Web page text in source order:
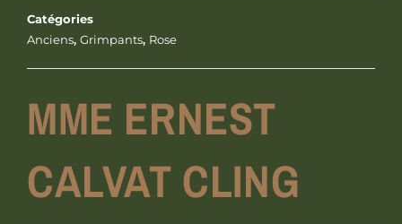
Catégories
Anciens, Grimpants, Rose
MME ERNEST
CALVAT CLING